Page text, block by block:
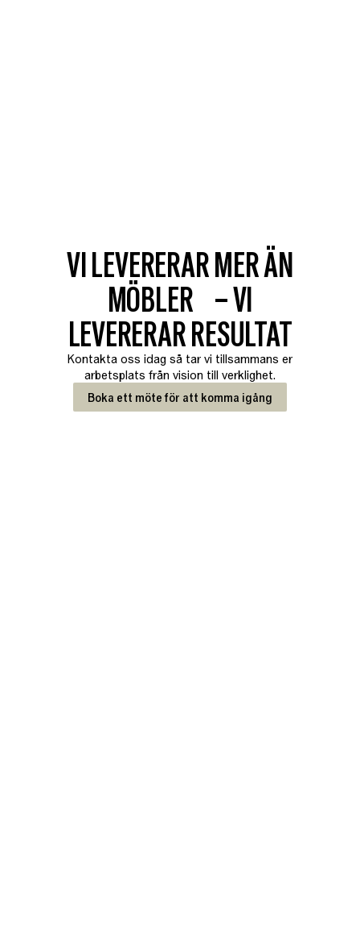
VI LEVERERAR MER ÄN
MÖBLER – VI
LEVERERAR RESULTAT
Kontakta oss idag så tar vi tillsammans er
arbetsplats från vision till verklighet.
Boka ett möte för att komma igång